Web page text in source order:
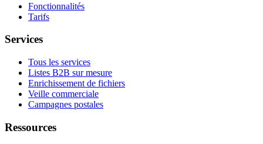
Fonctionnalités
Tarifs
Services
Tous les services
Listes B2B sur mesure
Enrichissement de fichiers
Veille commerciale
Campagnes postales
Ressources